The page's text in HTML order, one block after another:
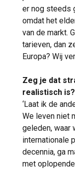
er nog steeds
omdat het
van de markt.
tarieven, dan
Europa? Wij
Zeg je dat
realistisch is?
‘Laat ik de
We leven niet
geleden, waar
internationale
decennia, ga
met